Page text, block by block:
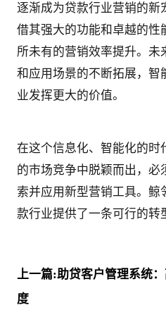
逐渐成为贷款行业营销的新
借其强大的功能和卓越的性
所未有的营销效率提升。未
和应用场景的不断拓展，智
业发挥更大的价值。
在这个信息化、智能化的时
的市场竞争中脱颖而出，必
索并应用新型营销工具。鲸
款行业提供了一条可行的转
上一篇:助贷客户管理系统
度